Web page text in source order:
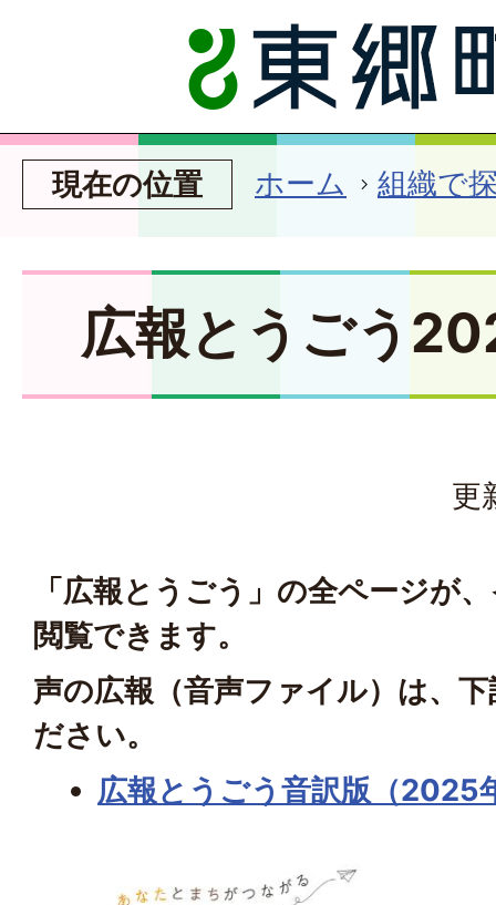
現在の位置 ホーム 組織で
広報とうごう
更
「広報とうごう」の全ページが
閲覧できます。
声の広報（音声ファイル）は、
ださい。
広報とうごう音訳版（2025